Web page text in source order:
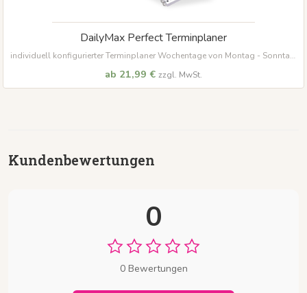
DailyMax Perfect Terminplaner
individuell konfigurierter Terminplaner Wochentage von Montag - Sonntag
ab 21,99 € zzgl. MwSt.
Kundenbewertungen
0
0 Bewertungen